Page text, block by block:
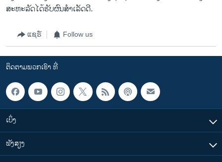
ສະຫະລັດໄດ້ຮັບຜົນສໍາເລັດດີ.
ແຊຣ໌ Follow us
ຕິດຕາມພວກເຮົາ ທີ່
ເບິ່ງ
ຟັງສຽງ